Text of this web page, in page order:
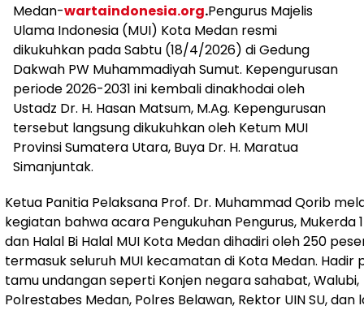
Medan-wartaindonesia.org.Pengurus Majelis
Ulama Indonesia (MUI) Kota Medan resmi
dikukuhkan pada Sabtu (18/4/2026) di Gedung
Dakwah PW Muhammadiyah Sumut. Kepengurusan
periode 2026-2031 ini kembali dinakhodai oleh
Ustadz Dr. H. Hasan Matsum, M.Ag. Kepengurusan
tersebut langsung dikukuhkan oleh Ketum MUI
Provinsi Sumatera Utara, Buya Dr. H. Maratua
Simanjuntak.
Ketua Panitia Pelaksana Prof. Dr. Muhammad Qorib
kegiatan bahwa acara Pengukuhan Pengurus, Mukerda
dan Halal Bi Halal MUI Kota Medan dihadiri oleh 250
termasuk seluruh MUI kecamatan di Kota Medan. Hadir
tamu undangan seperti Konjen negara sahabat, Walubi,
Polrestabes Medan, Polres Belawan, Rektor UIN SU, dan